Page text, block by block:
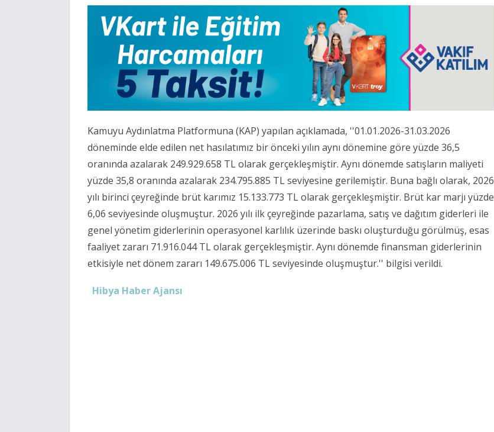
Kamuyu Aydınlatma Platformuna (KAP) yapılan açıklamada, ''01.01.2026-31.03.2026
döneminde elde edilen net hasılatımız bir önceki yılın aynı dönemine göre yüzde 36,5
oranında azalarak 249.929.658 TL olarak gerçekleşmiştir. Aynı dönemde satışların maliyeti
yüzde 35,8 oranında azalarak 234.795.885 TL seviyesine gerilemiştir. Buna bağlı olarak, 2026
yılı birinci çeyreğinde brüt karımız 15.133.773 TL olarak gerçekleşmiştir. Brüt kar marjı yüzde
6,06 seviyesinde oluşmuştur. 2026 yılı ilk çeyreğinde pazarlama, satış ve dağıtım giderleri ile
genel yönetim giderlerinin operasyonel karlılık üzerinde baskı oluşturduğu görülmüş, esas
faaliyet zararı 71.916.044 TL olarak gerçekleşmiştir. Aynı dönemde finansman giderlerinin
etkisiyle net dönem zararı 149.675.006 TL seviyesinde oluşmuştur.'' bilgisi verildi.
Hibya Haber Ajansı